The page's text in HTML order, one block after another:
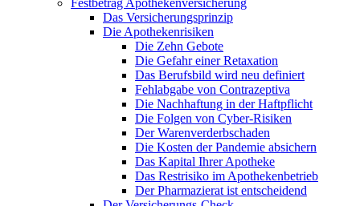
Festbetrag Apothekenversicherung
Das Versicherungsprinzip
Die Apothekenrisiken
Die Zehn Gebote
Die Gefahr einer Retaxation
Das Berufsbild wird neu definiert
Fehlabgabe von Contrazeptiva
Die Nachhaftung in der Haftpflicht
Die Folgen von Cyber-Risiken
Der Warenverderbschaden
Die Kosten der Pandemie absichern
Das Kapital Ihrer Apotheke
Das Restrisiko im Apothekenbetrieb
Der Pharmazierat ist entscheidend